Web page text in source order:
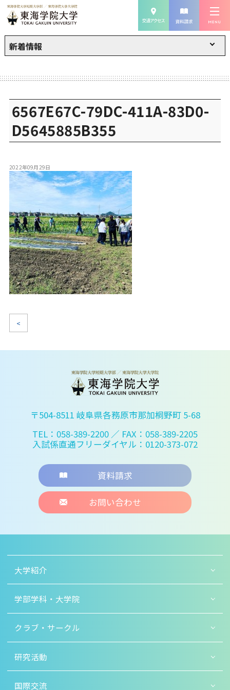
新着情報
6567E67C-79DC-411A-83D0-
D5645885B355
2022年09月29日
<
〒504-8511 岐阜県各務原市那加桐野町 5-68
TEL：058-389-2200 ／ FAX：058-389-2205
入試係直通フリーダイヤル：0120-373-072
資料請求
お問い合わせ
大学紹介
学部学科・大学院
クラブ・サークル
研究活動
国際交流